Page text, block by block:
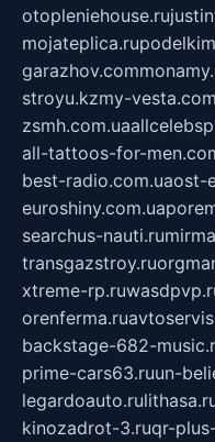
otopleniehouse.ru
mojateplica.ru
garazhov.com
stroyu.kzmy-vesta.com
zsmh.com.ua
all-tattoos-for-
best-radio.com.uaost-
euroshiny.com.ua
searchus-nauti.ru
transgazstroy.ru
xtreme-rp.ru
orenferma.ru
backstage-682-
prime-cars63.ruun-
legardoauto.ru
kinozadrot-3.ruqr-